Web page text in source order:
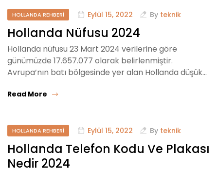
HOLLANDA REHBERI Eylül 15, 2022 By teknik
Hollanda Nüfusu 2024
Hollanda nüfusu 23 Mart 2024 verilerine göre
günümüzde 17.657.077 olarak belirlenmiştir.
Avrupa’nın batı bölgesinde yer alan Hollanda düşük…
Read More
HOLLANDA REHBERI Eylül 15, 2022 By teknik
Hollanda Telefon Kodu Ve Plakası
Nedir 2024